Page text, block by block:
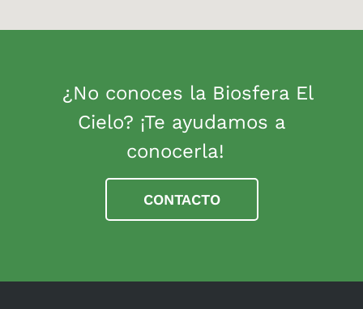
¿No conoces la Biosfera El
Cielo? ¡Te ayudamos a
conocerla!
CONTACTO